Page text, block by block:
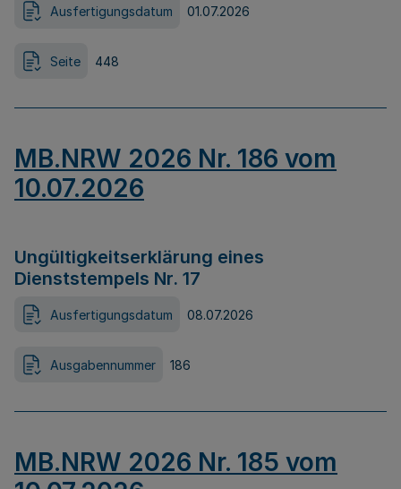
Ausfertigungsdatum 01.07.2026
Seite 448
MB.NRW 2026 Nr. 186 vom
10.07.2026
Ungültigkeitserklärung eines
Dienststempels Nr. 17
Ausfertigungsdatum 08.07.2026
Ausgabennummer 186
MB.NRW 2026 Nr. 185 vom